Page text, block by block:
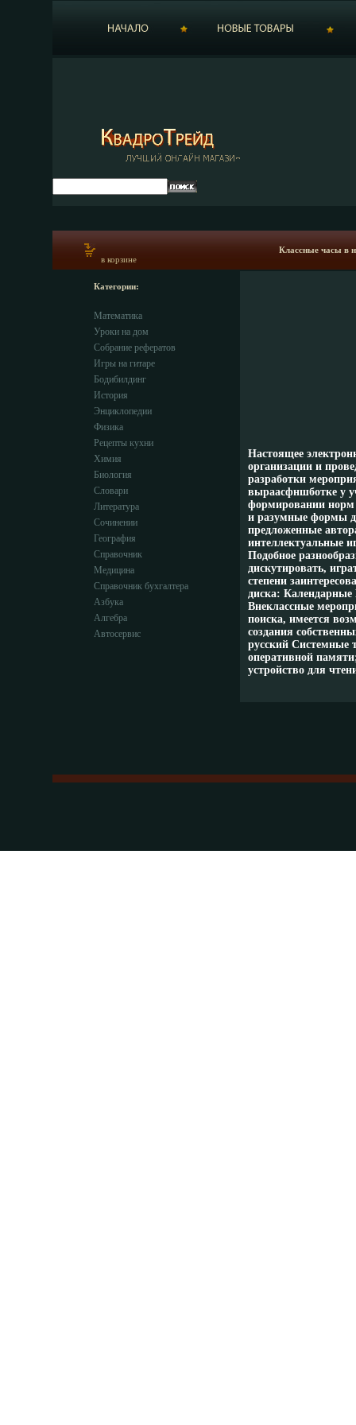
в корзине
Классные часы в
Категории:
Математика
Уроки на дом
Собрание рефератов
Игры на гитаре
Бодибилдинг
История
Энциклопедии
Физика
Рецепты кухни
Химия
Биология
Словари
Литература
Сочинении
География
Справочник
Медицина
Справочник бухгалтера
Азбука
Алгебра
Автосервис
Настоящее
организации и
разработки
выраасфншботке у
формировании норм
и разумные формы
предложенные
интеллектуальные
Подобное
дискутировать,
степени
диска: Календарные
Внеклассные
поиска, имеется
создания
русский Системные
оперативной
устройство для